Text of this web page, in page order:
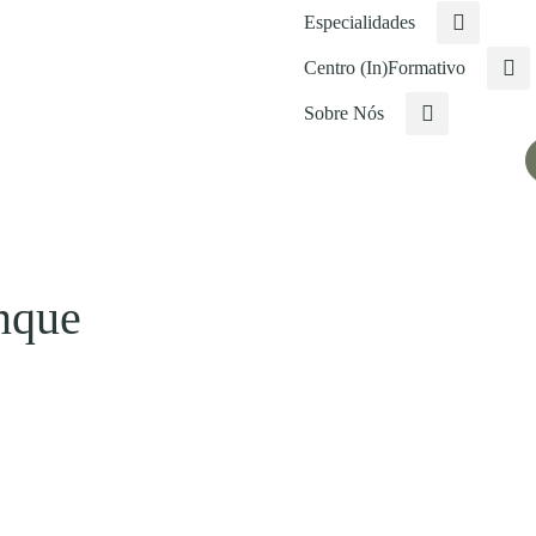
Especialidades
Centro (In)Formativo
Sobre Nós